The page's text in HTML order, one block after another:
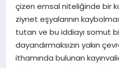
TÜRKOĞLU
PAZARCIK
çizen emsal niteliğinde bir
ziynet eşyalarının
tutan ve bu iddiayı somut
dayandırmaksızın yakın
ithamında bulunan